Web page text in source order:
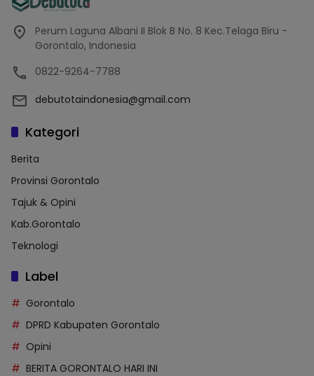
Perum Laguna Albani II Blok B No. 8 Kec.Telaga Biru -
Gorontalo, Indonesia
0822-9264-7788
debutotaindonesia@gmail.com
Kategori
Berita
Provinsi Gorontalo
Tajuk & Opini
Kab.Gorontalo
Teknologi
Label
Gorontalo
DPRD Kabupaten Gorontalo
Opini
BERITA GORONTALO HARI INI